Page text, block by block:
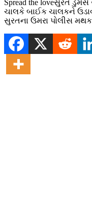
Spread the loveસુરત
ચાલકે બાઈક ચાલકને
સુરતના ઉમરા પોલીસ